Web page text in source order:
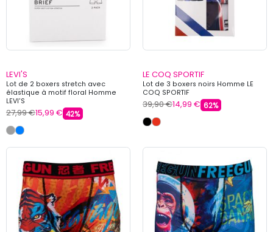
LEVI'S
Lot de 2 boxers stretch avec
élastique à motif floral Homme
LEVI'S
27,99 €15,99 € 42%
LE COQ SPORTIF
Lot de 3 boxers noirs Homme LE
COQ SPORTIF
39,90 €14,99 € 62%